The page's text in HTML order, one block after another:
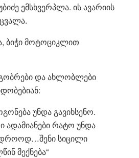
ემსხვერპლა. ის ავარიის
ბიჭი მოტოციკლით
და ახლობლები
უნდა გავიხსენო.
ადამიანები რატო უნდა
სიცილი
მექნება“